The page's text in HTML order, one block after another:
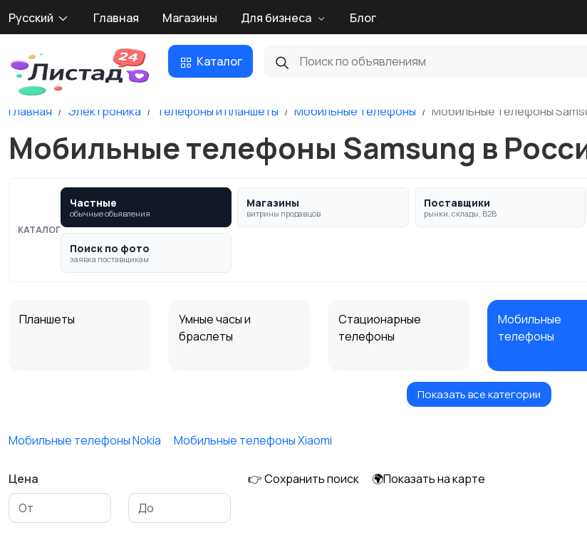
Русский Главная Магазины Для бизнеса Блог
Каталог
Главная Электроника Телефоны и планшеты Мобильные телефоны Мобильные телефоны
Мобильные телефоны Samsung в
КАТАЛОГ
Частные
обычные объявления
Магазины
витрины продавцов
Поставщики
рынки, склады, B2B
Поиск по фото
заявка поставщикам
Планшеты
Умные часы и
браслеты
Стационарные
телефоны
Мобильные
телефоны
Аксессуары
Показать все категории
Мобильные телефоны Nokia Мобильные телефоны Xiaomi
Цена 👉 Сохранить поиск 🌍Показать на карте